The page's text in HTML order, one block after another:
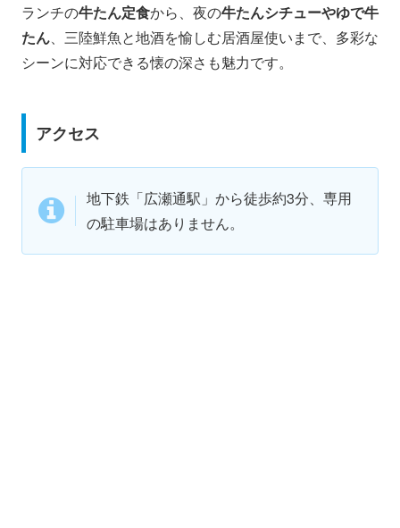
ランチの牛たん定食から、夜の牛たんシチューやゆで牛
たん、三陸鮮魚と地酒を愉しむ居酒屋使いまで、多彩な
シーンに対応できる懐の深さも魅力です。
アクセス
地下鉄「広瀬通駅」から徒歩約3分、専用
の駐車場はありません。